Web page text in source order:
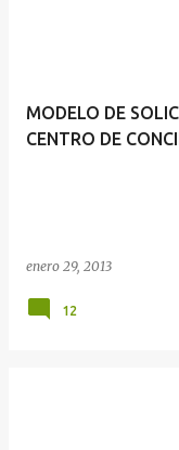
MODELO DE
CENTRO DE
enero 29, 2013
12